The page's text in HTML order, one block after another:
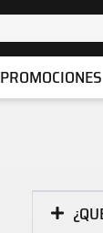
PROMOCIONES